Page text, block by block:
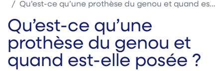
Qu’est-ce qu’une prothèse du genou et quand est-elle posée ?
Qu’est-ce qu’une
prothèse du genou et
quand est-elle posée ?